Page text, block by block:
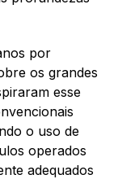
por
os grandes
esse
o uso de
operados
adequados